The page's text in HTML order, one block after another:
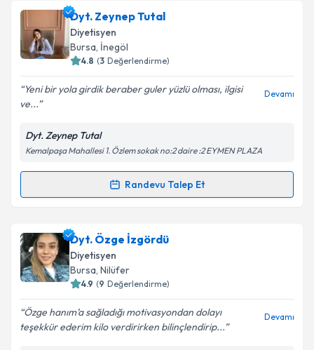
Takvim Talebini Gönder
Dyt. Sümeyye İbrahimoğlu
talebi oluşturun. Size bu uzmandan randevu almanız
için bir takvim hazırlandığında e-posta ile
bilgilendireceğiz.
E-posta Adresiniz
Metni'ni okudum ve kişisel verilerimin belirtilen
kapsamda işlenmesini kabul ediyorum.
Takvim Talebini Gönder
Dyt. Zeynep Tutal
Diyetisyen
Bursa, İnegöl
( Değerlendirme)
Yeni bir yola girdik beraber guler yüzlü olması, ilgisi
ve...
Dyt. Zeynep Tutal
Kemalpaşa Mahallesi 1. Özlem sokak no:2 daire :2 EYMEN PLAZA
Randevu Talep Et
Randevu Takvimi Talebi
Dyt. Zeynep Tutaliçin randevu takvimi talebi
oluşturun. Size bu uzmandan randevu almanız için bir
takvim hazırlandığında e-posta ile bilgilendireceğiz.
E-posta Adresiniz
Dyt. Özge İzgördü
Diyetisyen
Bursa, Nilüfer
( Değerlendirme)
Özge hanım’a sağladığı motivasyondan dolayı
teşekkür ederim kilo verdirirken bilinçlendirip...